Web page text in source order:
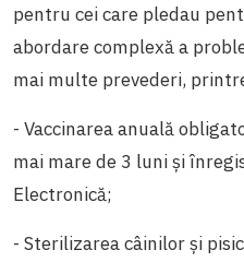
pentru cei care pledau
abordare complexă a
mai multe prevederi,
- Vaccinarea anuală
mai mare de 3 luni și
Electronică;
- Sterilizarea câinilor și